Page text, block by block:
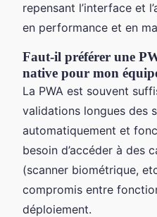
repensant l’interface et
en performance et en
Faut-il préférer une
native pour mon
La PWA est souvent
validations longues des
automatiquement et
besoin d’accéder à des
(scanner biométrique,
compromis entre
déploiement.